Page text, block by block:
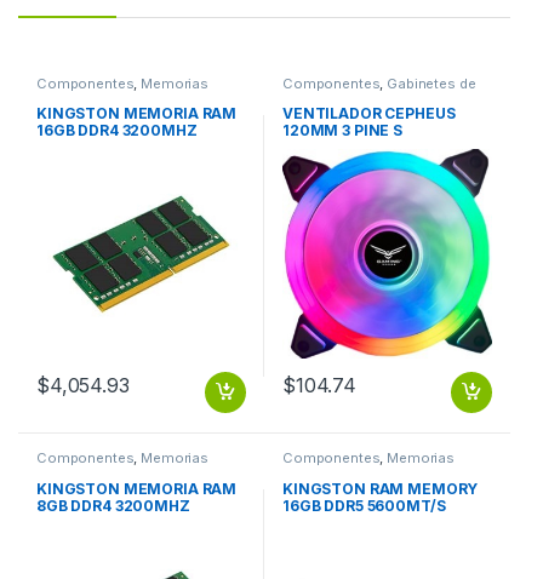
Componentes Memorias
KINGSTON MEMORIA RAM
16GB DDR4 3200MHZ
$4,054.93
Componentes Gabinetes de
computadora y montaje
VENTILADOR CEPHEUS
120MM 3 PINE S
$104.74
Componentes, Memorias
KINGSTON MEMORIA RAM
8GB DDR4 3200MHZ
Componentes, Memorias
KINGSTON RAM MEMORY
16GB DDR5 5600MT/S